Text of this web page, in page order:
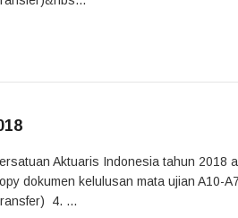
Aktuaris Indonesia tahun 2018
dokumen kelulusan mata ujian A10-
4. ...